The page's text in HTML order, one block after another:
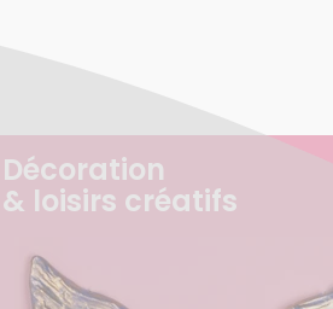
Décoration
& loisirs créatifs